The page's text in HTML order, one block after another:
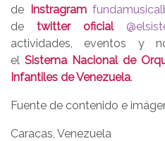
de Instragram
de twitter oficial
actividades, eventos y
el Sistema Nacional de
Infantiles de Venezuela.
Fuente de contenido e
Caracas, Venezuela